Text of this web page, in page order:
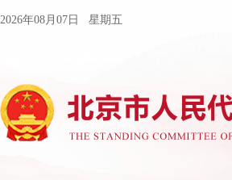
2026年08月07日 星期五